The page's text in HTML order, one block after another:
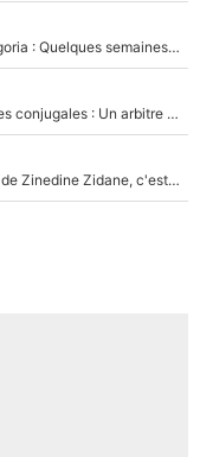
Medhi Benatia s'est «senti trahi» par Pablo Longoria : Quelques semaines après son départ, l'ancien directeur de football de l'OM règle ses comptes
Des terrains de Ligue 1 au tribunal pour violences conjugales : Un arbitre français encourt une peine de 18 mois de prison !
Equipe de France : 10 jours après la nomination de Zinedine Zidane, c'est au tour de son fils de prendre un nouveau départ !